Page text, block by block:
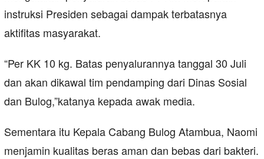
instruksi Presiden sebagai dampak terbatasnya
aktifitas masyarakat.
“Per KK 10 kg. Batas penyalurannya tanggal 30 Juli
dan akan dikawal tim pendamping dari Dinas Sosial
dan Bulog,”katanya kepada awak media.
Sementara itu Kepala Cabang Bulog Atambua, Naomi
menjamin kualitas beras aman dan bebas dari bakteri.